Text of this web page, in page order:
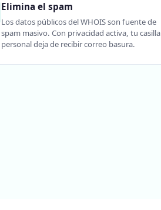
Elimina el spam
Los datos públicos del WHOIS son fuente de
spam masivo. Con privacidad activa, tu casilla
personal deja de recibir correo basura.